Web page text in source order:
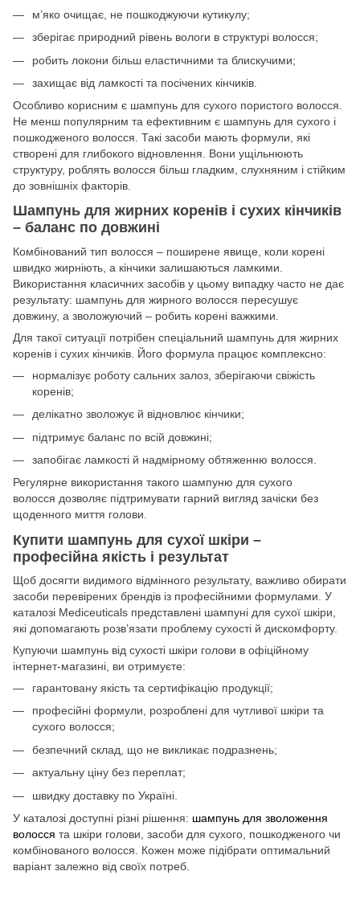
м’яко очищає, не пошкоджуючи кутикулу;
зберігає природний рівень вологи в структурі волосся;
робить локони більш еластичними та блискучими;
захищає від ламкості та посічених кінчиків.
Особливо корисним є шампунь для сухого пористого волосся.
Не менш популярним та ефективним є шампунь для сухого і
пошкодженого волосся. Такі засоби мають формули, які
створені для глибокого відновлення. Вони ущільнюють
структуру, роблять волосся більш гладким, слухняним і стійким
до зовнішніх факторів.
Шампунь для жирних коренів і сухих кінчиків
– баланс по довжині
Комбінований тип волосся – поширене явище, коли корені
швидко жирніють, а кінчики залишаються ламкими.
Використання класичних засобів у цьому випадку часто не дає
результату: шампунь для жирного волосся пересушує
довжину, а зволожуючий – робить корені важкими.
Для такої ситуації потрібен спеціальний шампунь для жирних
коренів і сухих кінчиків. Його формула працює комплексно:
нормалізує роботу сальних залоз, зберігаючи свіжість
коренів;
делікатно зволожує й відновлює кінчики;
підтримує баланс по всій довжині;
запобігає ламкості й надмірному обтяженню волосся.
Регулярне використання такого шампуню для сухого
волосся дозволяє підтримувати гарний вигляд зачіски без
щоденного миття голови.
Купити шампунь для сухої шкіри –
професійна якість і результат
Щоб досягти видимого відмінного результату, важливо обирати
засоби перевірених брендів із професійними формулами. У
каталозі Mediceuticals представлені шампуні для сухої шкіри,
які допомагають розвʼязати проблему сухості й дискомфорту.
Купуючи шампунь від сухості шкіри голови в офіційному
інтернет-магазині, ви отримуєте:
гарантовану якість та сертифікацію продукції;
професійні формули, розроблені для чутливої шкіри та
сухого волосся;
безпечний склад, що не викликає подразнень;
актуальну ціну без переплат;
швидку доставку по Україні.
У каталозі доступні різні рішення: шампунь для зволоження
волосся та шкіри голови, засоби для сухого, пошкодженого чи
комбінованого волосся. Кожен може підібрати оптимальний
варіант залежно від своїх потреб.